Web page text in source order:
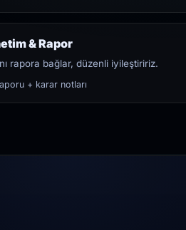
& Rapor
rapora bağlar, düzenli iyileştiririz.
+ karar notları